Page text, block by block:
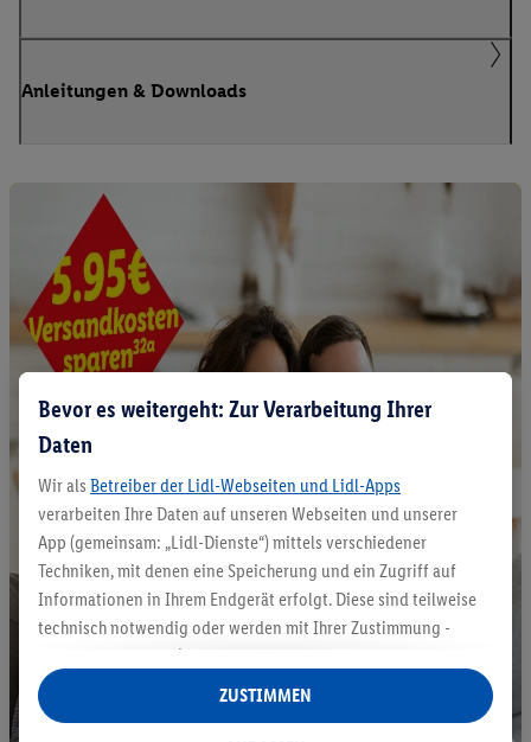
Anleitungen & Downloads
Bevor es weitergeht: Zur Verarbeitung Ihrer
Daten
Wir als Betreiber der Lidl-Webseiten und Lidl-Apps
verarbeiten Ihre Daten auf unseren Webseiten und unserer
App (gemeinsam: „Lidl-Dienste“) mittels verschiedener
Techniken, mit denen eine Speicherung und ein Zugriff auf
Informationen in Ihrem Endgerät erfolgt. Diese sind teilweise
technisch notwendig oder werden mit Ihrer Zustimmung -
auch durch Partner (u.a.
Verantwortliche; im Zusammenhang mit dem IAB TCF
insgesamt
ZUSTIMMEN